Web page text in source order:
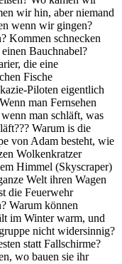
wir hin, aber niemand
wenn wir gingen?
Kommen schnecken
Bauchnabel?
die eine
Fische
Piloten eigentlich
man Fernsehen
man schläft, was
Warum is die
von Adam besteht, wie
Wolkenkratzer
Himmel (Skyscraper)
Welt ihren Wagen
die Feuerwehr
Warum können
im Winter warm, und
nicht widersinnig?
statt Fallschirme?
wo bauen sie ihr